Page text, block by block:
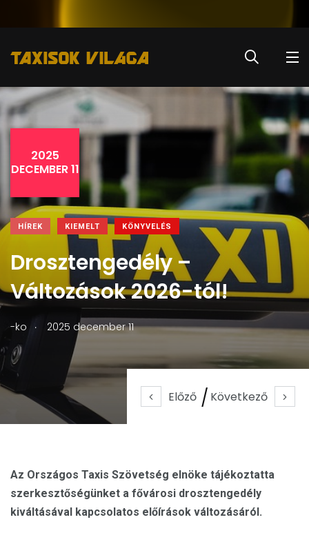
Előző Következő
2025
DECEMBER 11
HÍREK KIEMELT KÖNYVELÉS
Drosztengedély –
Változások 2026-tól!
-ko . 2025 december 11
Az Országos Taxis Szövetség elnöke tájékoztatta
szerkesztőségünket a fővárosi drosztengedély
kiváltásával kapcsolatos előírások változásáról.